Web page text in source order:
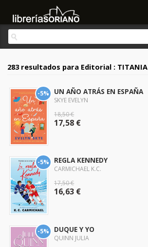
283 resultados para Editorial : TITANIA
-5% UN AÑO ATRÁS EN ESPAÑA
SKYE EVELYN
18,50 €
17,58 €
-5% REGLA KENNEDY
CARMICHAEL K.C.
17,50 €
16,63 €
-5% DUQUE Y YO
QUINN JULIA